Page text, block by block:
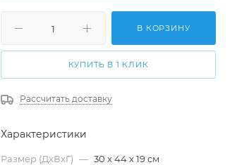
В КОРЗИНУ
КУПИТЬ В 1 КЛИК
Рассчитать доставку
Характеристики
Размер (ДхВхГ) — 30 х 44 х 19 см